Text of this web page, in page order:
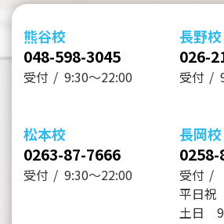
熊谷校
048-598-3045
受付 9:30～22:00
長野校
026-
受付
松本校
0263-87-7666
受付 9:30～22:00
長岡校
受付
平日祝
土日 9